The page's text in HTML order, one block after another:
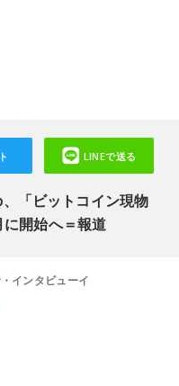
「ビットコイン現物
開始へ＝報道
LINEで送る
インタビューイ